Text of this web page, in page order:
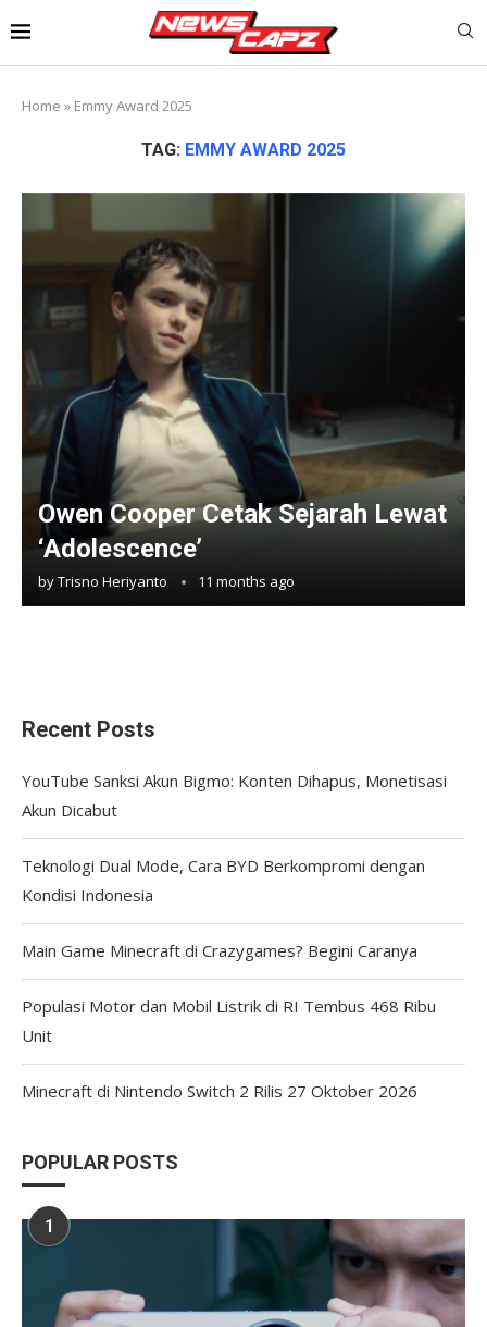
Home » Emmy Award 2025
TAG: EMMY AWARD 2025
Owen Cooper Cetak Sejarah Lewat
‘Adolescence’
byTrisno Heriyanto 11 months ago
Recent Posts
YouTube Sanksi Akun Bigmo: Konten Dihapus, Monetisasi
Akun Dicabut
Teknologi Dual Mode, Cara BYD Berkompromi dengan
Kondisi Indonesia
Main Game Minecraft di Crazygames? Begini Caranya
Populasi Motor dan Mobil Listrik di RI Tembus 468 Ribu
Unit
Minecraft di Nintendo Switch 2 Rilis 27 Oktober 2026
POPULAR POSTS
1